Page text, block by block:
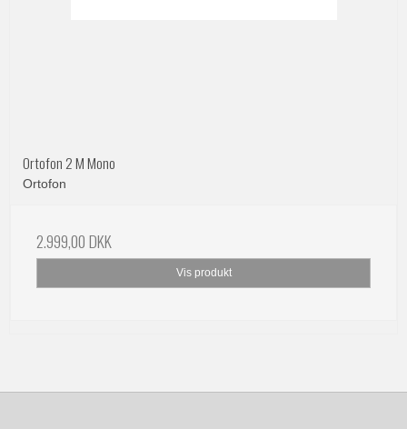
Ortofon 2 M Mono
Ortofon
2.999,00 DKK
Vis produkt